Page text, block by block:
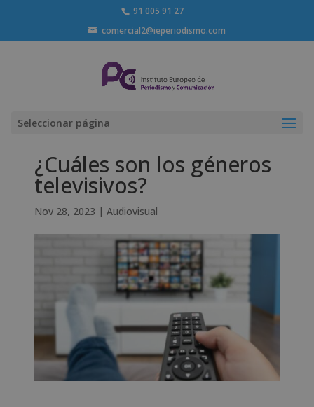
91 005 91 27
comercial2@ieperiodismo.com
Seleccionar página
¿Cuáles son los géneros
televisivos?
Nov 28, 2023 | Audiovisual